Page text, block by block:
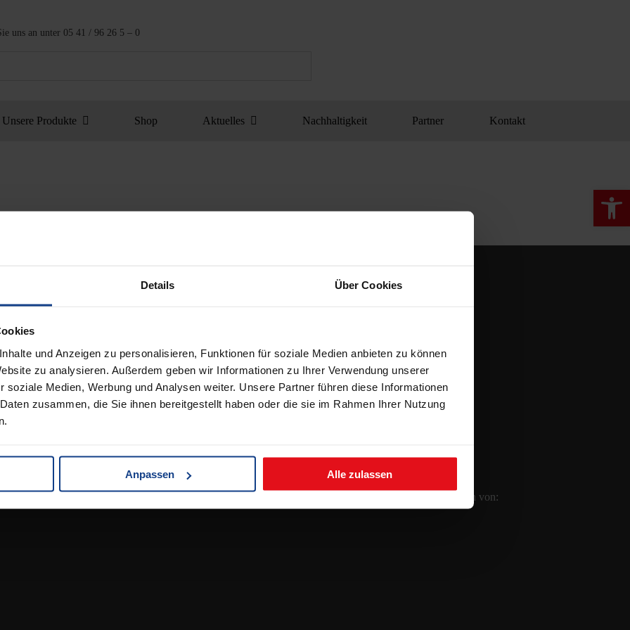
Details Über Cookies
und Anzeigen zu personalisieren, Funktionen für soziale Medien anbieten zu können
zu analysieren. Außerdem geben wir Informationen zu Ihrer Verwendung unserer
soziale Medien, Werbung und Analysen weiter. Unsere Partner führen diese Informationen
zusammen, die Sie ihnen bereitgestellt haben oder die sie im Rahmen Ihrer Nutzung
Anpassen Alle zulassen
uns an unter 05 41 / 96 26 5 – 0
Unsere Produkte Shop Aktuelles Nachhaltigkeit Partner Kontakt
& Lieferbedingungen
Bei uns erhalten Sie Keramikplatten von: